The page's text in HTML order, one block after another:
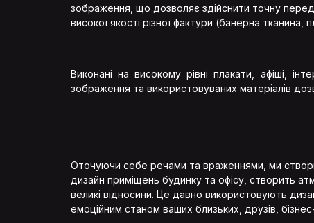
зображення, що дозволяє здійснити точну
високої якості різної фактури (банерна
Виконані на високому рівні плакати, афіші,
зображення та використовуваних матеріалів
Оточуючи себе речами та враженнями, ми
дизайн приміщень будинку та офісу, створить
великі відносини. Це давно використовують
емоційним станом ваших близьких, друзів,